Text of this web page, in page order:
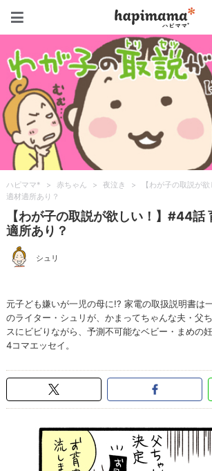
ハピママ* > 赤ちゃん > 夜泣き >
【わが子の取説が
適材適所あり？
【わが子の取説が欲しい！】#44話
適所あり？
シュリ
元子ども嫌いが一児の母に!? 家電の取扱説明書は
のライター・シュリが、かまってちゃんな夫・父
スにビビりながら、予測不可能なベビー・まめの
4コマエッセイ。